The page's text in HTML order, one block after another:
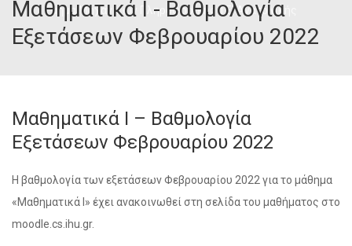
Μαθηματικά Ι - Βαθμολογία
Εξετάσεων Φεβρουαρίου 2022
Μαθηματικά Ι – Βαθμολογία
Εξετάσεων Φεβρουαρίου 2022
Η βαθμολογία των εξετάσεων Φεβρουαρίου 2022 για το μάθημα
«Μαθηματικά Ι» έχει ανακοινωθεί στη σελίδα του μαθήματος στο
moodle.cs.ihu.gr.